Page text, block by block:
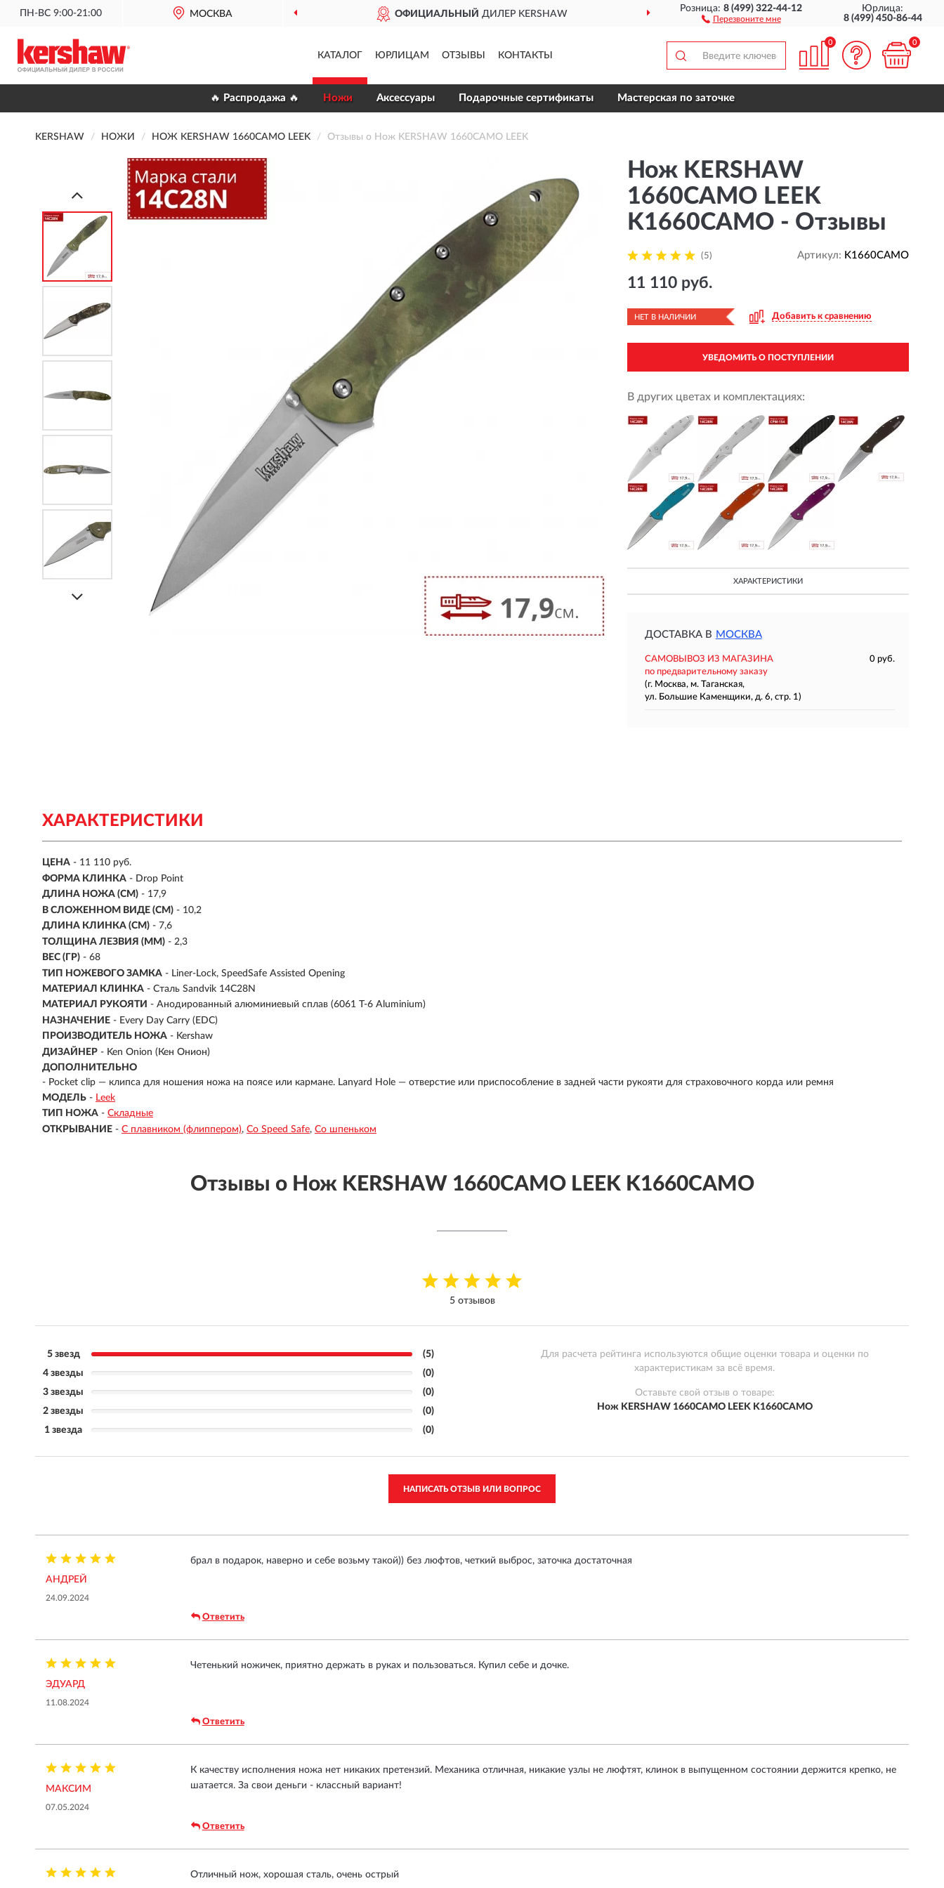
ПН-ВС 9:00-21:00 МОСКВА ОФИЦИАЛЬНЫЙ ДИЛЕР KERSHAW ДОСТАВИМПО ВСЕЙ РОССИИ
Розница:8 (499) 322-44-12
Перезвоните мне
Юрлица:
8 (499) 450-86-44
КАТАЛОГ ЮРЛИЦАМ ОТЗЫВЫ КОНТАКТЫ
0 0
🔥 Распродажа 🔥 Ножи Аксессуары Подарочные сертификаты Мастерская по заточке
KERSHAW НОЖИ НОЖ KERSHAW 1660CAMO LEEK Отзывы о Нож KERSHAW 1660CAMO LEEK
Нож KERSHAW
1660CAMO LEEK
K1660CAMO - Отзывы
(5) Артикул: K1660CAMO
11 110 руб.
НЕТ В НАЛИЧИИ Добавить к сравнению
УВЕДОМИТЬ О ПОСТУПЛЕНИИ
В других цветах и комплектациях:
ХАРАКТЕРИСТИКИ
ДОСТАВКА В МОСКВА
САМОВЫВОЗ ИЗ МАГАЗИНА
0 руб.
по предварительному заказу
(г. Москва, м. Таганская,
ул. Большие Каменщики, д. 6, стр. 1)
ХАРАКТЕРИСТИКИ
ЦЕНА - 11 110 руб.
ФОРМА КЛИНКА - Drop Point
ДЛИНА НОЖА (СМ) - 17,9
В СЛОЖЕННОМ ВИДЕ (СМ) - 10,2
ДЛИНА КЛИНКА (СМ) - 7,6
ТОЛЩИНА ЛЕЗВИЯ (ММ) - 2,3
ВЕС (ГР) - 68
ТИП НОЖЕВОГО ЗАМКА - Liner-Lock, SpeedSafe Assisted Opening
МАТЕРИАЛ КЛИНКА - Сталь Sandvik 14C28N
МАТЕРИАЛ РУКОЯТИ - Анодированный алюминиевый сплав (6061 T-6 Aluminium)
НАЗНАЧЕНИЕ - Every Day Carry (EDC)
ПРОИЗВОДИТЕЛЬ НОЖА - Kershaw
ДИЗАЙНЕР - Ken Onion (Кен Онион)
ДОПОЛНИТЕЛЬНО
- Pocket clip — клипса для ношения ножа на поясе или кармане. Lanyard Hole — отверстие или приспособление в задней части рукояти для страховочного корда или ремня
МОДЕЛЬ - Leek
ТИП НОЖА - Складные
ОТКРЫВАНИЕ - С плавником (флиппером) Со Speed Safe Со шпеньком
Отзывы о Нож KERSHAW 1660CAMO LEEK K1660CAMO
5 отзывов
5 звезд
(5)
4 звезды
(0)
3 звезды
(0)
2 звезды
(0)
1 звезда
(0)
Для расчета рейтинга используются общие оценки товара и оценки по
характеристикам за всё время.
Оставьте свой отзыв о товаре:
Нож KERSHAW 1660CAMO LEEK K1660CAMO
НАПИСАТЬ ОТЗЫВ ИЛИ ВОПРОС
АНДРЕЙ
24.09.2024
брал в подарок, наверно и себе возьму такой)) без люфтов, четкий выброс, заточка достаточная
Ответить
ЭДУАРД
11.08.2024
Четенький ножичек, приятно держать в руках и пользоваться. Купил себе и дочке.
Ответить
МАКСИМ
07.05.2024
К качеству исполнения ножа нет никаких претензий. Механика отличная, никакие узлы не люфтят, клинок в выпущенном состоянии держится крепко, не
шатается. За свои деньги - классный вариант!
Ответить
Отличный нож, хорошая сталь, очень острый